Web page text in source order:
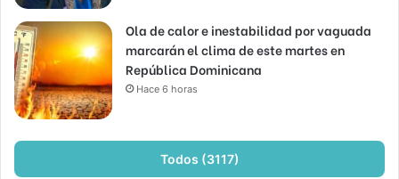
Ola de calor e inestabilidad por vaguada
marcarán el clima de este martes en
República Dominicana
Hace 6 horas
Todos (3117)